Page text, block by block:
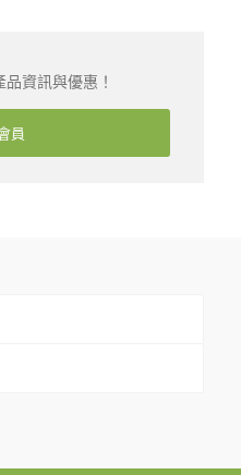
資訊與優惠！
員